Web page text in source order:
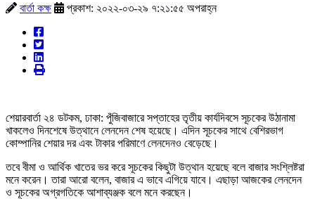
বার্তা কক্ষ প্রকাশ: ২০২২-০৩-২৯ ৭:২১:৫৫ অপরাহ্ন
শেয়ারবার্তা ২৪ ডটকম, ঢাকা: পুঁজিবাজারে সপ্তাহের তৃতীয় কার্যদিবসে সূচকের উঠানামা
খাকলেও দিনশেষে উত্থানে লেনদেন শেষ হয়েছে। এদিন সূচকের সাথে বেশিরভাগ
কোম্পানির শেয়ার দর এবং টাকার পরিমাণে লেনদেনও বেড়েছে।
তবে বীমা ও আর্থিক খাতের ভর করে সূচকের কিছুটা উত্থান হয়েছে বলে বাজার সংশ্লিষ্টরা
মনে করেন। তারা আরো বলেন, বাজার এ ভাবে এগিয়ে যাবে। এছাড়া আজকের লেনদেন
ও সূচকের অগ্রগতিকে আশাব্যঞ্জক বলে মনে করছেন।